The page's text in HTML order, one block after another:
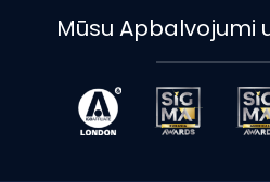
Mūsu Apbalvojumi